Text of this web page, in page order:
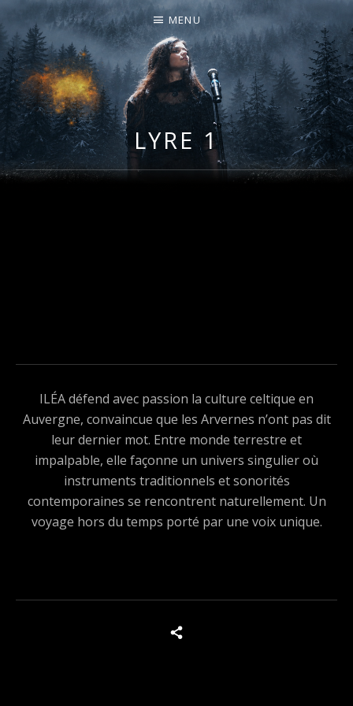
I
L
É
A
LA PLUS CELTIQUE DES AUVERGNATES !
MENU
LYRE 1
ILÉA défend avec passion la culture celtique en
Auvergne, convaincue que les Arvernes n’ont pas dit
leur dernier mot. Entre monde terrestre et
impalpable, elle façonne un univers singulier où
instruments traditionnels et sonorités
contemporaines se rencontrent naturellement. Un
voyage hors du temps porté par une voix unique.
Boutons des médias sociaux